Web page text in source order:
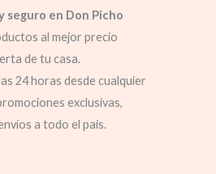
seguro en Don Picho
al mejor precio
de tu casa.
24 horas desde cualquier
exclusivas,
a todo el país.